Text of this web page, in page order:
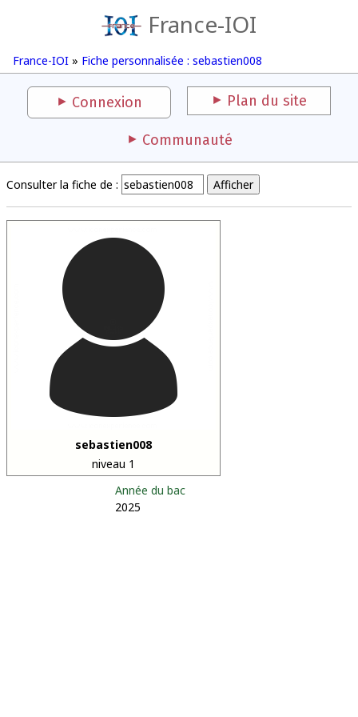
France-IOI
France-IOI » Fiche personnalisée : sebastien008
Connexion Plan du site
Communauté
Consulter la fiche de :
sebastien008
niveau 1
Année du bac
2025